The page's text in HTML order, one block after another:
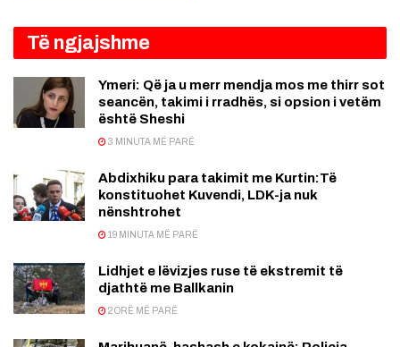
Të ngjajshme
Ymeri: Që ja u merr mendja mos me thirr sot
seancën, takimi i rradhës, si opsion i vetëm
është Sheshi
3 MINUTA MË PARË
Abdixhiku para takimit me Kurtin:Të
konstituohet Kuvendi, LDK-ja nuk
nënshtrohet
19 MINUTA MË PARË
Lidhjet e lëvizjes ruse të ekstremit të
djathtë me Ballkanin
2 ORË MË PARË